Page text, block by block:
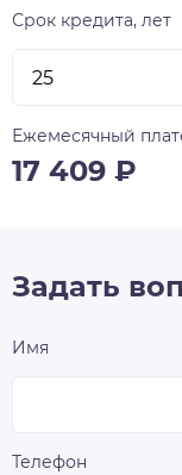
Срок кредита, лет
Ежемесячный
17 409 ₽
Задать
Имя
Телефон